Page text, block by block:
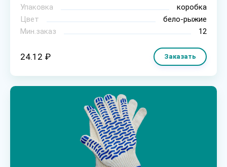
Упаковка
коробка
Цвет
бело-рыжие
Мин.заказ
12
24.12 ₽ Заказать